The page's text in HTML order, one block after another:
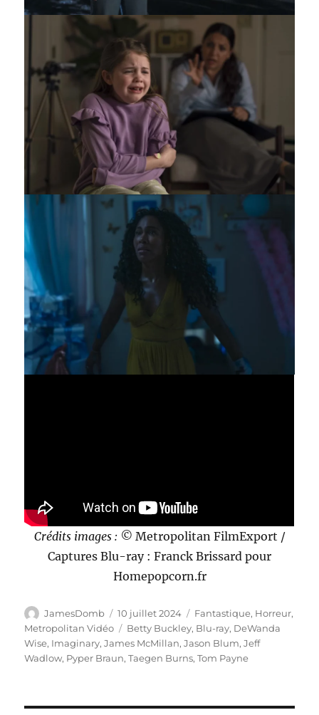
Crédits images : © Metropolitan FilmExport /
Captures Blu-ray : Franck Brissard pour
Homepopcorn.fr
Auteur
JamesDomb
Publié
le
10 juillet 2024 Catégories
Fantastique, Horreur,
Metropolitan Vidéo
Étiquettes
Betty Buckley, Blu-ray, DeWanda
Wise, Imaginary,James McMillan,Jason Blum,Jeff
Wadlow, Pyper Braun,Taegen Burns,Tom Payne